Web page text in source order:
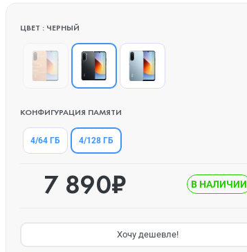
ЦВЕТ : ЧЕРНЫЙ
КОНФИГУРАЦИЯ ПАМЯТИ
4/64 ГБ 4/128 ГБ
7 890₽ В НАЛИЧИИ
Хочу дешевле!